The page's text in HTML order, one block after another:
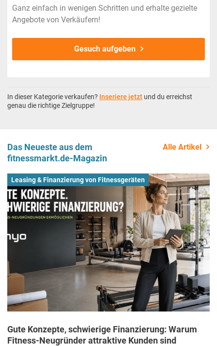
Ganz einfach in wenigen Schritten und erhalte gezielte
Angebote von Verkäufern!
Gesuch aufgeben
In dieser Kategorie verkaufen? Inseriere jetzt und du erreichst
genau die richtige Zielgruppe!
Das Neueste aus dem
fitnessmarkt.de-Magazin
Alle Artikel
Leasing & Finanzierung von Fitnessgeräten
Gute Konzepte, schwierige Finanzierung: Warum
Fitness-Neugründer attraktive Kunden sind